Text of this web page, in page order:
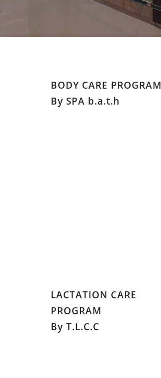
BODY CARE PROGRAM
By SPA b.a.t.h
LACTATION CARE
PROGRAM
By T.L.C.C